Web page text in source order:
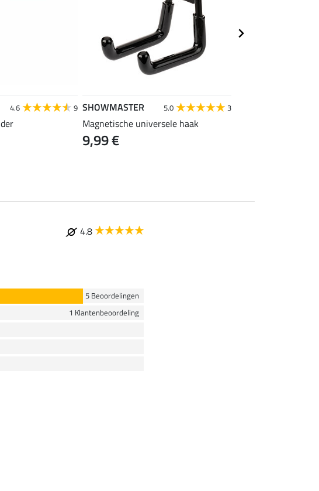
4.6 9 SHOWMASTER 5.0 3
Magnetische universele haak
9,99 €
4.8
5 Beoordelingen
1 Klantenbeoordeling